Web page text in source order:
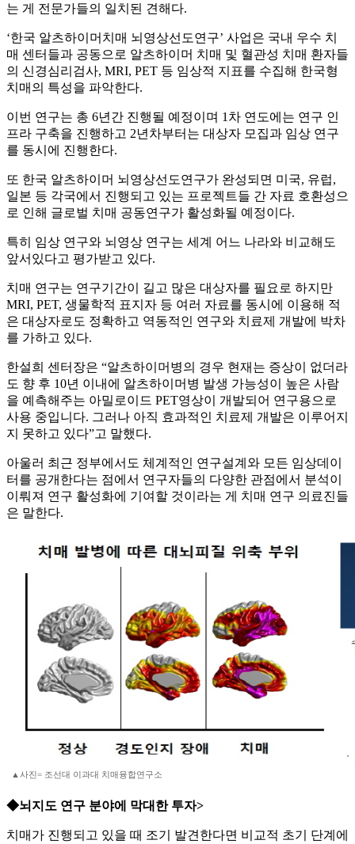
는 게 전문가들의 일치된 견해다.
‘한국 알츠하이머치매 뇌영상선도연구’ 사업은 국내 우수 치
매 센터들과 공동으로 알츠하이머 치매 및 혈관성 치매 환자들
의 신경심리검사, MRI, PET 등 임상적 지표를 수집해 한국형
치매의 특성을 파악한다.
이번 연구는 총 6년간 진행될 예정이며 1차 연도에는 연구 인
프라 구축을 진행하고 2년차부터는 대상자 모집과 임상 연구
를 동시에 진행한다.
또 한국 알츠하이머 뇌영상선도연구가 완성되면 미국, 유럽,
일본 등 각국에서 진행되고 있는 프로젝트들 간 자료 호환성으
로 인해 글로벌 치매 공동연구가 활성화될 예정이다.
특히 임상 연구와 뇌영상 연구는 세계 어느 나라와 비교해도
앞서있다고 평가받고 있다.
치매 연구는 연구기간이 길고 많은 대상자를 필요로 하지만
MRI, PET, 생물학적 표지자 등 여러 자료를 동시에 이용해 적
은 대상자로도 정확하고 역동적인 연구와 치료제 개발에 박차
를 가하고 있다.
한설희 센터장은 “알츠하이머병의 경우 현재는 증상이 없더라
도 향 후 10년 이내에 알츠하이머병 발생 가능성이 높은 사람
을 예측해주는 아밀로이드 PET영상이 개발되어 연구용으로
사용 중입니다. 그러나 아직 효과적인 치료제 개발은 이루어지
지 못하고 있다”고 말했다.
아울러 최근 정부에서도 체계적인 연구설계와 모든 임상데이
터를 공개한다는 점에서 연구자들의 다양한 관점에서 분석이
이뤄져 연구 활성화에 기여할 것이라는 게 치매 연구 의료진들
은 말한다.
▲사진= 조선대 이과대 치매융합연구소
◆뇌지도 연구 분야에 막대한 투자>
치매가 진행되고 있을 때 조기 발견한다면 비교적 초기 단계에